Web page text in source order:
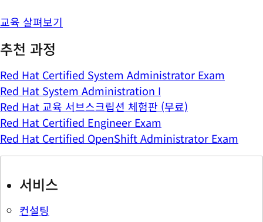
교육 살펴보기
추천 과정
Red Hat Certified System Administrator Exam
Red Hat System Administration I
Red Hat 교육 서브스크립션 체험판 (무료)
Red Hat Certified Engineer Exam
Red Hat Certified OpenShift Administrator Exam
서비스
컨설팅